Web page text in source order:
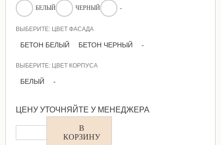
БЕЛЫЙ ЧЕРНЫЙ -
ВЫБЕРИТЕ: ЦВЕТ ФАСАДА
БЕТОН БЕЛЫЙ БЕТОН ЧЕРНЫЙ -
ВЫБЕРИТЕ: ЦВЕТ КОРПУСА
БЕЛЫЙ -
ЦЕНУ УТОЧНЯЙТЕ У МЕНЕДЖЕРА
В
КОРЗИНУ